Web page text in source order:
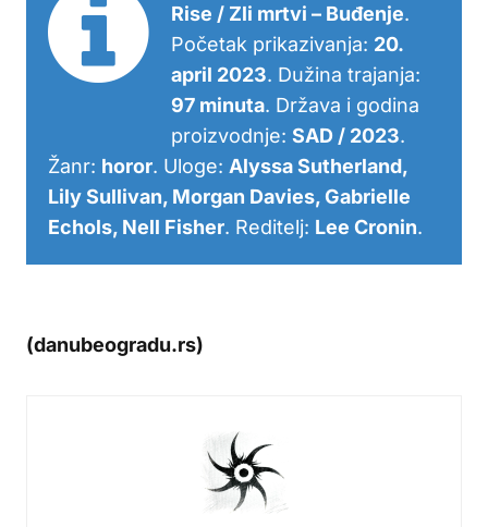
Rise / Zli mrtvi – Buđenje.
Početak prikazivanja: 20.
april 2023. Dužina trajanja:
97 minuta. Država i godina
proizvodnje: SAD / 2023.
Žanr: horor. Uloge: Alyssa Sutherland,
Lily Sullivan, Morgan Davies, Gabrielle
Echols, Nell Fisher. Reditelj: Lee Cronin.
(danubeogradu.rs)